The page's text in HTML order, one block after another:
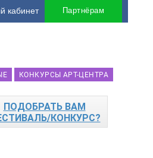
Партнёрам
кабинет
КОНКУРСЫ АРТ-ЦЕНТРА
ПОДОБРАТЬ ВАМ
КОНКУРС?